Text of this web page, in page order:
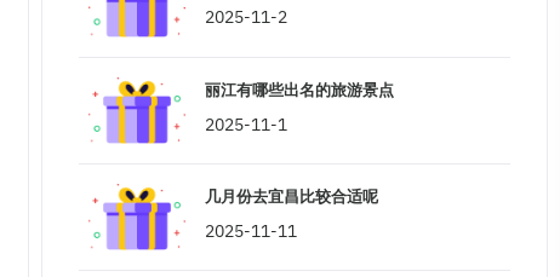
2025-11-2
丽江有哪些出名的旅游景点
2025-11-1
几月份去宜昌比较合适呢
2025-11-11